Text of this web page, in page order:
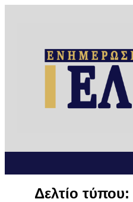
Δελτίο τύπου: